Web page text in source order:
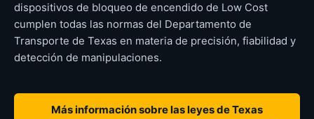
dispositivos de bloqueo de encendido de Low Cost
cumplen todas las normas del Departamento de
Transporte de Texas en materia de precisión, fiabilidad y
detección de manipulaciones.
Más información sobre las leyes de Texas